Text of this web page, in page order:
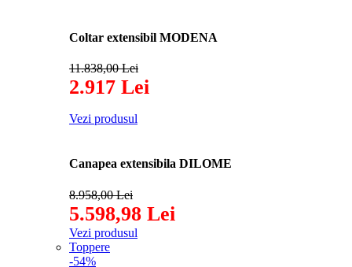
Coltar extensibil MODENA
11.838,00 Lei
2.917 Lei
Vezi produsul
Canapea extensibila DILOME
8.958,00 Lei
5.598,98 Lei
Vezi produsul
Toppere
-54%